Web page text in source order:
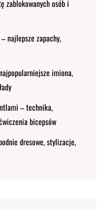
zablokowanych osób i
najlepsze zapachy,
imiona,
– technika,
bicepsów
dresowe, stylizacje,